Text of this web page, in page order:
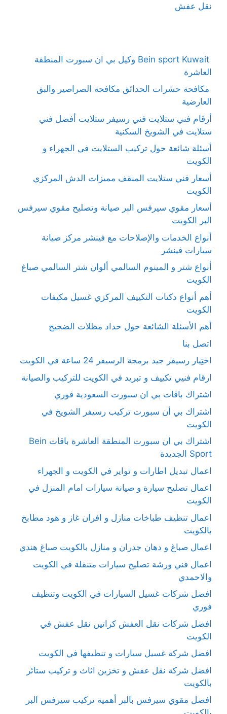
نقل عفش
Bein sport Kuwait وكيل بي ان سبورت المنطقة
العاشرة
مكافحة حشرات الحدائق مكافحة الصراصير والبق
العارضية
أرقام فني ستلايت فني رسيفر ستلايت أفضل فني
ستلايت في الشويخ السكنية
أسئلة شائعة حول تركيب الستلايت في الجهراء و
الكويت
أسعار فني ستلايت المنقف مميزات الدش المركزي
الكويت
أسعار مقوي سيرفس البر صيانة وتصليح مقوي سيرفس
البر الكويت
أنواع الخدمات والإصلاحات مع فينشر مركز صيانة
سيارات فينشر
أنواع شتر و المينوم السالمي ألوان شتر السالمي صباغ
الكويت
أهم أنواع دكتات التكييف المركزي غسيل مكيفات
الكويت
أهم الأسئلة الشائعة حول حداد مظلات الضجيج
اتصل بنا
اختِيار رسيفر جيد برمجة الرسيفر 24 ساعة في الكويت
ارقام فنيي تكييف و تبريد في الكويت للتركيب والصيانة
اشتراك باقات بي ان سبورت السعودية فوري
اشتراك بي أن سبورت تركيب رسيفر الشويخ في
الكويت
اشتراك بي ان سبورت المنطقة العاشرة باقات Bein
Sport الجديدة
اعمال تبديل اطارات و تواير في الكويت و الجهراء
اعمال تصليح سيارة و صيانة سيارات امام المنزل في
الكويت
اعمال تنظيف طباخات منازل و افران غاز و هود مطابخ
بالكويت
اعمال صباغ و دهان جدران و منازل بالكويت صباغ هندي
اعمال فني ورشة تصليح سيارات متنقلة في الكويت
والاحمدي
افضل شركات غسيل السيارات في الكويت وتنظيف
فوري
افضل شركات نقل العفش كراتين نقل عفش في
الكويت
افضل شركة غسيل سيارات و تنظيفها في الكويت
افضل شركة نقل عفش و تخزين اثاث و تركيب ستائر
بالكويت
افضل مقوي سيرفس بالبر أهمية تركيب سيرفس البر